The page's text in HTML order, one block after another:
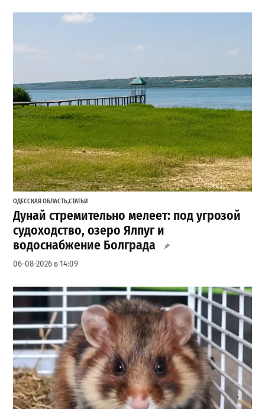
ОДЕССКАЯ ОБЛАСТЬ,СТАТЬИ
Дунай стремительно мелеет: под угрозой
судоходство, озеро Ялпуг и
водоснабжение Болграда
06-08-2026 в 14:09